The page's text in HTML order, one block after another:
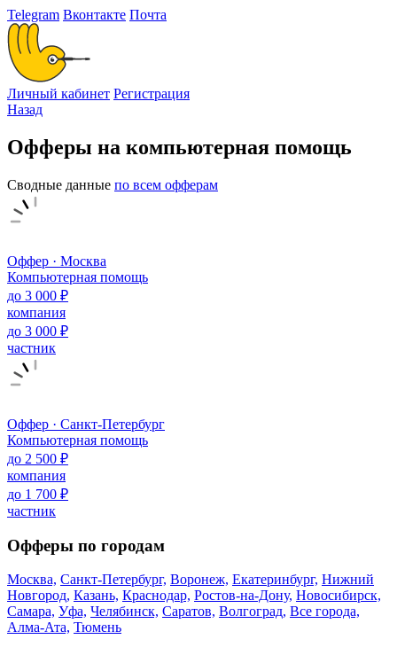
Telegram Вконтакте Почта
Личный кабинет Регистрация
Назад
Офферы на компьютерная помощь
Сводные данные по всем офферам
Оффер · Москва
Компьютерная помощь
до 3 000 ₽
компания
до 3 000 ₽
частник
Оффер · Санкт-Петербург
Компьютерная помощь
до 2 500 ₽
компания
до 1 700 ₽
частник
Офферы по городам
Москва, Санкт-Петербург, Воронеж, Екатеринбург, Нижний
Новгород, Казань, Краснодар, Ростов-на-Дону, Новосибирск,
Самара, Уфа, Челябинск, Саратов, Волгоград, Все города,
Алма-Ата, Тюмень